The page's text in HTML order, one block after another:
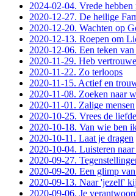
2024-02-04. Vrede
2020-12-27. De heilige
2020-12-20. Wachten op
2020-12-13. Roepen om
2020-12-06. Een teken
2020-11-29. Heb
2020-11-22. Zo terloops
2020-11-15. Actief en
2020-11-08. Zoeken naar
2020-11-01. Zalige mensen
2020-10-25. Vrees de
2020-10-18. Van wie ben
2020-10-11. Laat je dragen
2020-10-04. Luisteren
2020-09-27.
2020-09-20. Een glimp
2020-09-13. Naar 'jezelf'
2020-09-06. Je